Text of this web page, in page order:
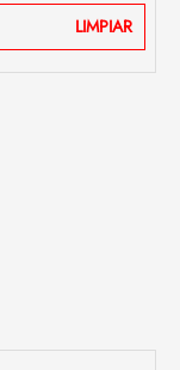
LIMPIAR